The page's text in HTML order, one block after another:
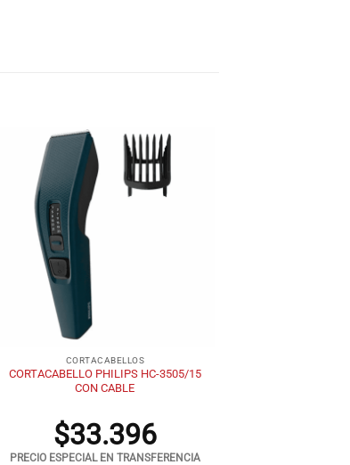
CORTACABELLOS
CORTACABELLO PHILIPS HC-3505/15
CON CABLE
$33.396
PRECIO ESPECIAL EN TRANSFERENCIA